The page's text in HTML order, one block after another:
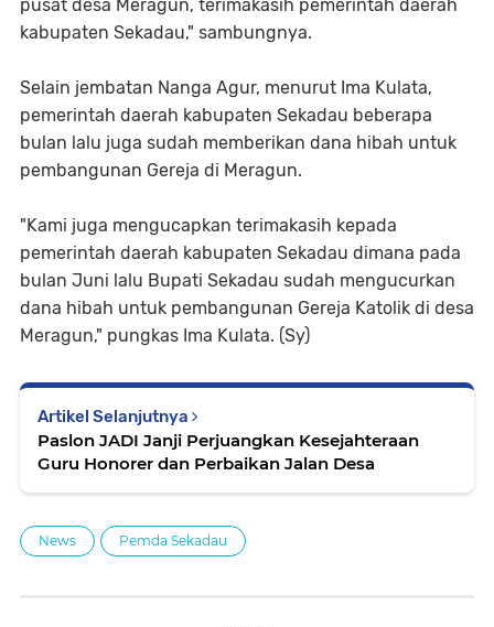
pusat desa Meragun, terimakasih pemerintah daerah
kabupaten Sekadau," sambungnya.
Selain jembatan Nanga Agur, menurut Ima Kulata,
pemerintah daerah kabupaten Sekadau beberapa
bulan lalu juga sudah memberikan dana hibah untuk
pembangunan Gereja di Meragun.
"Kami juga mengucapkan terimakasih kepada
pemerintah daerah kabupaten Sekadau dimana pada
bulan Juni lalu Bupati Sekadau sudah mengucurkan
dana hibah untuk pembangunan Gereja Katolik di desa
Meragun," pungkas Ima Kulata. (Sy)
Artikel Selanjutnya
Paslon JADI Janji Perjuangkan Kesejahteraan
Guru Honorer dan Perbaikan Jalan Desa
News Pemda Sekadau